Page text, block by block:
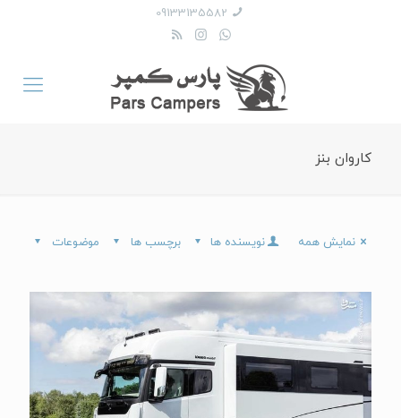
09133135582
کاروان بنز
موضوعات برچسب ها نویسنده ها نمایش همه